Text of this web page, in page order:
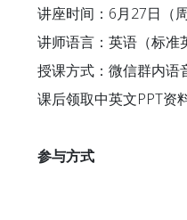
讲座时间：6月27日（
讲师语言：英语（标准
授课方式：微信群内语
课后领取中英文PPT资
参与方式